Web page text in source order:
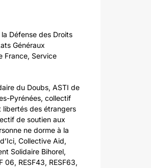
Défense des Droits
Généraux
France, Service
du Doubs, ASTI de
Pyrénées, collectif
libertés des étrangers
de soutien aux
ne dorme à la
Collective Aid,
Solidaire Bihorel,
06, RESF43, RESF63,